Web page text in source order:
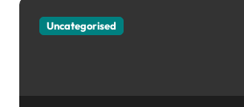
Uncategorised